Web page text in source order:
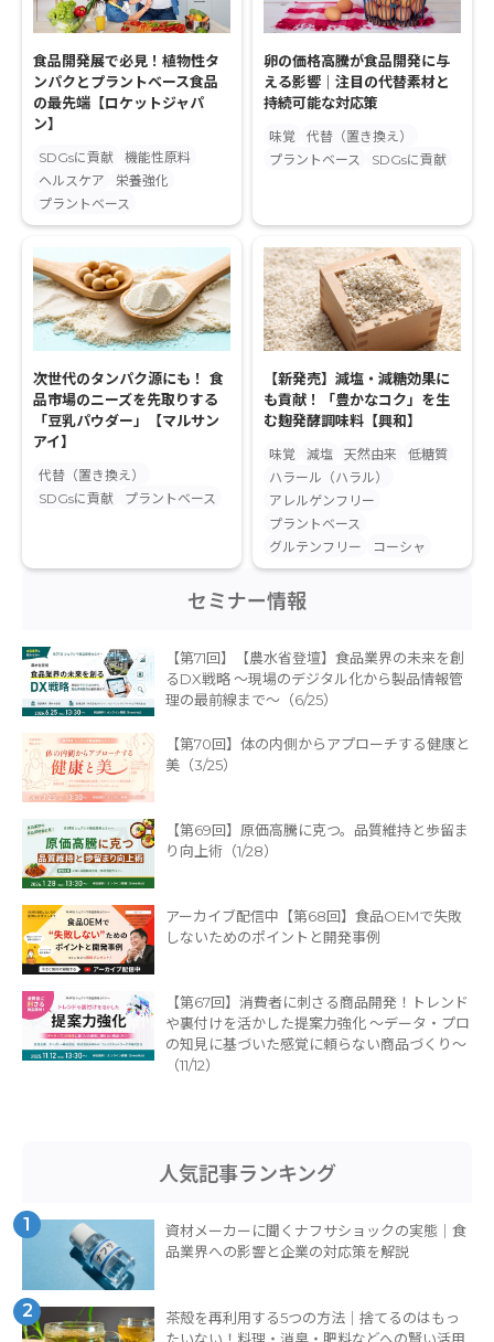
食品開発展で必見！植物性タ
ンパクとプラントベース食品
の最先端【ロケットジャパ
ン】
SDGsに貢献
機能性原料
ヘルスケア
栄養強化
プラントベース
卵の価格高騰が食品開発に与
える影響｜注目の代替素材と
持続可能な対応策
味覚
代替（置き換え）
プラントベース
SDGsに貢献
次世代のタンパク源にも！ 食
品市場のニーズを先取りする
「豆乳パウダー」【マルサン
アイ】
代替（置き換え）
SDGsに貢献
プラントベース
【新発売】減塩・減糖効果に
も貢献！「豊かなコク」を生
む麹発酵調味料【興和】
味覚 減塩 天然由来
低糖質
ハラール（ハラル）
アレルゲンフリー
プラントベース
グルテンフリー
コーシャ
セミナー情報
【第71回】【農水省登壇】食品業界の未来を創
るDX戦略 〜現場のデジタル化から製品情報管
理の最前線まで〜（6/25）
【第70回】体の内側からアプローチする健康と
美（3/25）
【第69回】原価高騰に克つ。品質維持と歩留ま
り向上術（1/28）
アーカイブ配信中【第68回】食品OEMで失敗
しないためのポイントと開発事例
【第67回】消費者に刺さる商品開発！トレンド
や裏付けを活かした提案力強化 ～データ・プロ
の知見に基づいた感覚に頼らない商品づくり～
（11/12）
人気記事ランキング
1
資材メーカーに聞くナフサショックの実態｜食
品業界への影響と企業の対応策を解説
2
茶殻を再利用する5つの方法｜捨てるのはもっ
たいない！料理・消臭・肥料などへの賢い活用